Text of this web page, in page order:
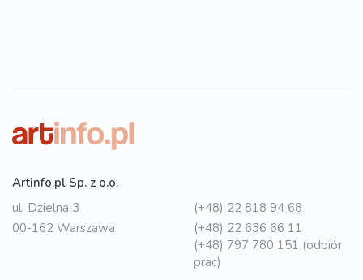
Artinfo.pl Sp. z o.o.
ul. Dzielna 3
00-162 Warszawa
(+48) 22 818 94 68
(+48) 22 636 66 11
(+48) 797 780 151 (odbiór
prac)